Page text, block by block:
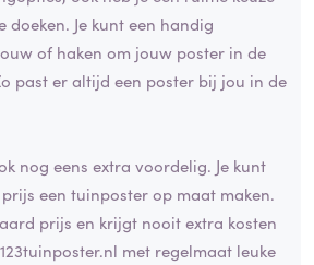
Je kunt een handig
of haken om jouw poster in de
past er altijd een poster bij jou in de
nog eens extra voordelig. Je kunt
een tuinposter op maat maken.
prijs en krijgt nooit extra kosten
met regelmaat leuke